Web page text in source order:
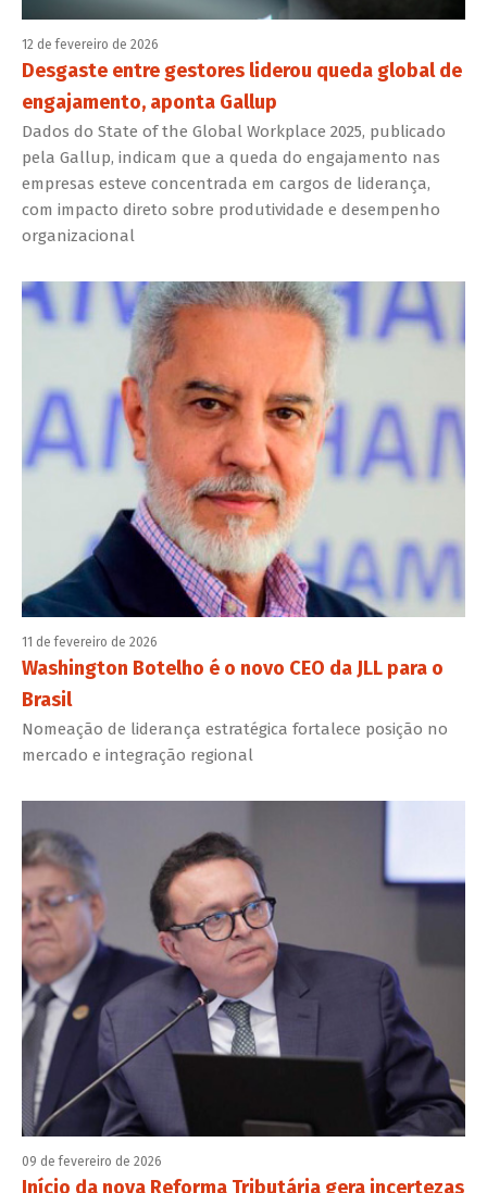
12 de fevereiro de 2026
Desgaste entre gestores liderou queda global de
engajamento, aponta Gallup
Dados do State of the Global Workplace 2025, publicado
pela Gallup, indicam que a queda do engajamento nas
empresas esteve concentrada em cargos de liderança,
com impacto direto sobre produtividade e desempenho
organizacional
11 de fevereiro de 2026
Washington Botelho é o novo CEO da JLL para o
Brasil
Nomeação de liderança estratégica fortalece posição no
mercado e integração regional
09 de fevereiro de 2026
Início da nova Reforma Tributária gera incertezas